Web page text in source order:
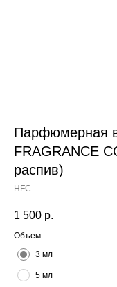
Парфюмерная
FRAGRANCE
распив)
HFC
1 500 р.
Объем
3 мл
5 мл